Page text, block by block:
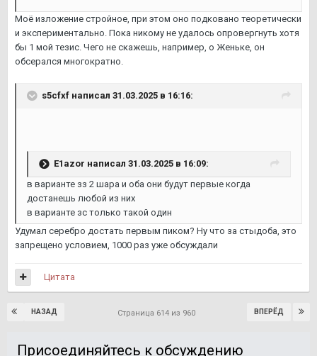
Моё изложение стройное, при этом оно подковано теоретически
и экспериментально. Пока никому не удалось опровергнуть хотя
бы 1 мой тезис. Чего не скажешь, например, о Женьке, он
обсерался многократно.
s5cfxf написал 31.03.2025 в 16:16:
E1azor написал 31.03.2025 в 16:09:
в варианте зз 2 шара и оба они будут первые когда
достанешь любой из них
в варианте зс только такой один
Удумал серебро достать первым пиком? Ну что за стыдоба, это
запрещено условием, 1000 раз уже обсуждали
Цитата
НАЗАД ВПЕРЁД
Страница 614 из 960
Присоединяйтесь к обсуждению